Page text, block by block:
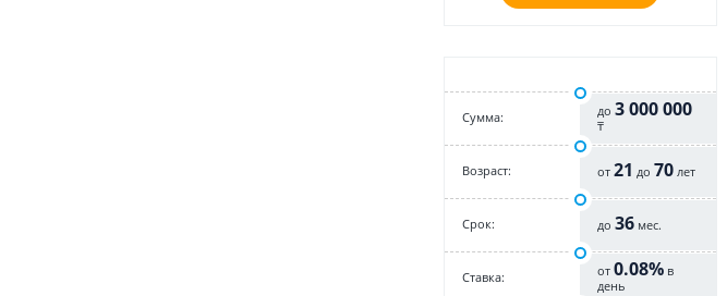
Cумма: до3 000 000
₸
Возраст: от21 до 70 лет
Срок: до36 мес.
Cтавка: от0.08% в
день